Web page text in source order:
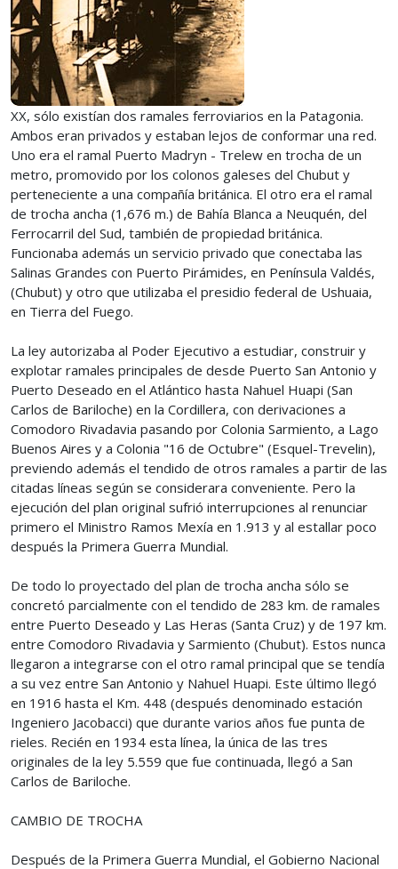
XX, sólo existían dos ramales ferroviarios en la Patagonia.
Ambos eran privados y estaban lejos de conformar una red.
Uno era el ramal Puerto Madryn - Trelew en trocha de un
metro, promovido por los colonos galeses del Chubut y
perteneciente a una compañía británica. El otro era el ramal
de trocha ancha (1,676 m.) de Bahía Blanca a Neuquén, del
Ferrocarril del Sud, también de propiedad británica.
Funcionaba además un servicio privado que conectaba las
Salinas Grandes con Puerto Pirámides, en Península Valdés,
(Chubut) y otro que utilizaba el presidio federal de Ushuaia,
en Tierra del Fuego.
La ley autorizaba al Poder Ejecutivo a estudiar, construir y
explotar ramales principales de desde Puerto San Antonio y
Puerto Deseado en el Atlántico hasta Nahuel Huapi (San
Carlos de Bariloche) en la Cordillera, con derivaciones a
Comodoro Rivadavia pasando por Colonia Sarmiento, a Lago
Buenos Aires y a Colonia "16 de Octubre" (Esquel-Trevelin),
previendo además el tendido de otros ramales a partir de las
citadas líneas según se considerara conveniente. Pero la
ejecución del plan original sufrió interrupciones al renunciar
primero el Ministro Ramos Mexía en 1.913 y al estallar poco
después la Primera Guerra Mundial.
De todo lo proyectado del plan de trocha ancha sólo se
concretó parcialmente con el tendido de 283 km. de ramales
entre Puerto Deseado y Las Heras (Santa Cruz) y de 197 km.
entre Comodoro Rivadavia y Sarmiento (Chubut). Estos nunca
llegaron a integrarse con el otro ramal principal que se tendía
a su vez entre San Antonio y Nahuel Huapi. Este último llegó
en 1916 hasta el Km. 448 (después denominado estación
Ingeniero Jacobacci) que durante varios años fue punta de
rieles. Recién en 1934 esta línea, la única de las tres
originales de la ley 5.559 que fue continuada, llegó a San
Carlos de Bariloche.
CAMBIO DE TROCHA
Después de la Primera Guerra Mundial, el Gobierno Nacional